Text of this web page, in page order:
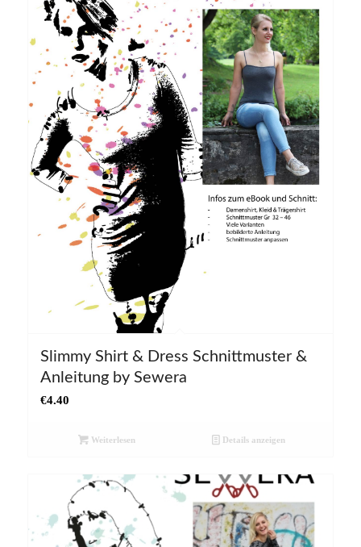
Slimmy Shirt & Dress Schnittmuster &
Anleitung by Sewera
€4.40
Weiterlesen Details anzeigen